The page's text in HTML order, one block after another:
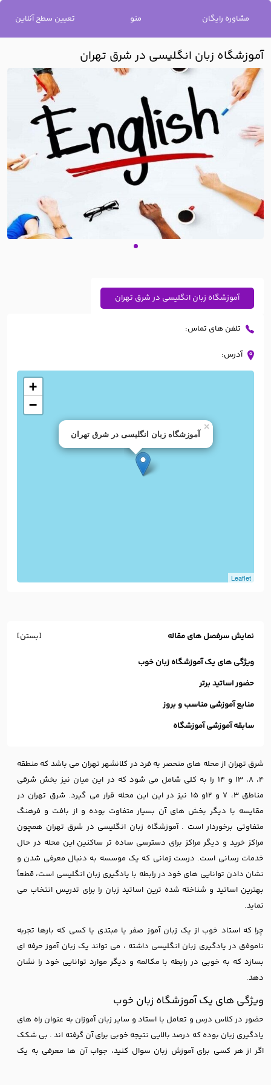
مشاوره رایگان منو تعیین سطح آنلاین / شعب پردیسان
آموزشگاه زبان انگلیسی در شرق تهران
آموزشگاه زبان انگلیسی در شرق تهران
تلفن های تماس:
آدرس:
آموزشگاه زبان انگلیسی در شرق تهران
×
+
−
Leaflet
نمایش سرفصل های مقاله [بستن]
ویژگی های یک آموزشگاه زبان خوب
حضور اساتید برتر
منابع آموزشی مناسب و بروز
سابقه آموزشی آموزشگاه
شرق تهران از محله های منحصر به فرد در کلانشهر تهران می باشد که منطقه
۴، ۸، ۱۳ و ۱۴ را به کلی شامل می شود که در این میان نیز بخش شرقی
مناطق ۳، ۷ و ۱۲و ۱۵ نیز در این این محله قرار می گیرد. شرق تهران در
مقایسه با دیگر بخش های آن بسیار متفاوت بوده و از بافت و فرهنگ
متفاوتی برخوردار است . آموزشگاه زبان انگلیسی در شرق تهران همچون
مراکز خرید و دیگر مراکز برای دسترسی ساده تر ساکنین این محله در حال
خدمات رسانی است. درست زمانی که یک موسسه به دنبال معرفی شدن و
نشان دادن توانایی های خود در رابطه با یادگیری زبان انگلیسی است، قطعاً
بهترین اساتید و شناخته ‌شده‌ ترین اساتید زبان را برای تدریس انتخاب می
نماید.
چرا که استاد خوب از یک زبان آموز صفر یا مبتدی یا کسی که بارها تجربه
ناموفق در یادگیری زبان انگلیسی داشته ، می ‌تواند یک زبان آموز حرفه‌ ای
بسازد که به خوبی در رابطه با مکالمه و دیگر موارد توانایی خود را نشان
دهد.
ویژگی های یک آموزشگاه زبان خوب
حضور در کلاس درس و تعامل با استاد و سایر زبان ‌آموزان به عنوان راه های
یادگیری زبان بوده که درصد بالایی نتیجه خوبی برای آن گرفته اند . بی شکک
اگر از هر کسی برای آموزش زبان سوال کنید، جواب آن ها معرفی به یک